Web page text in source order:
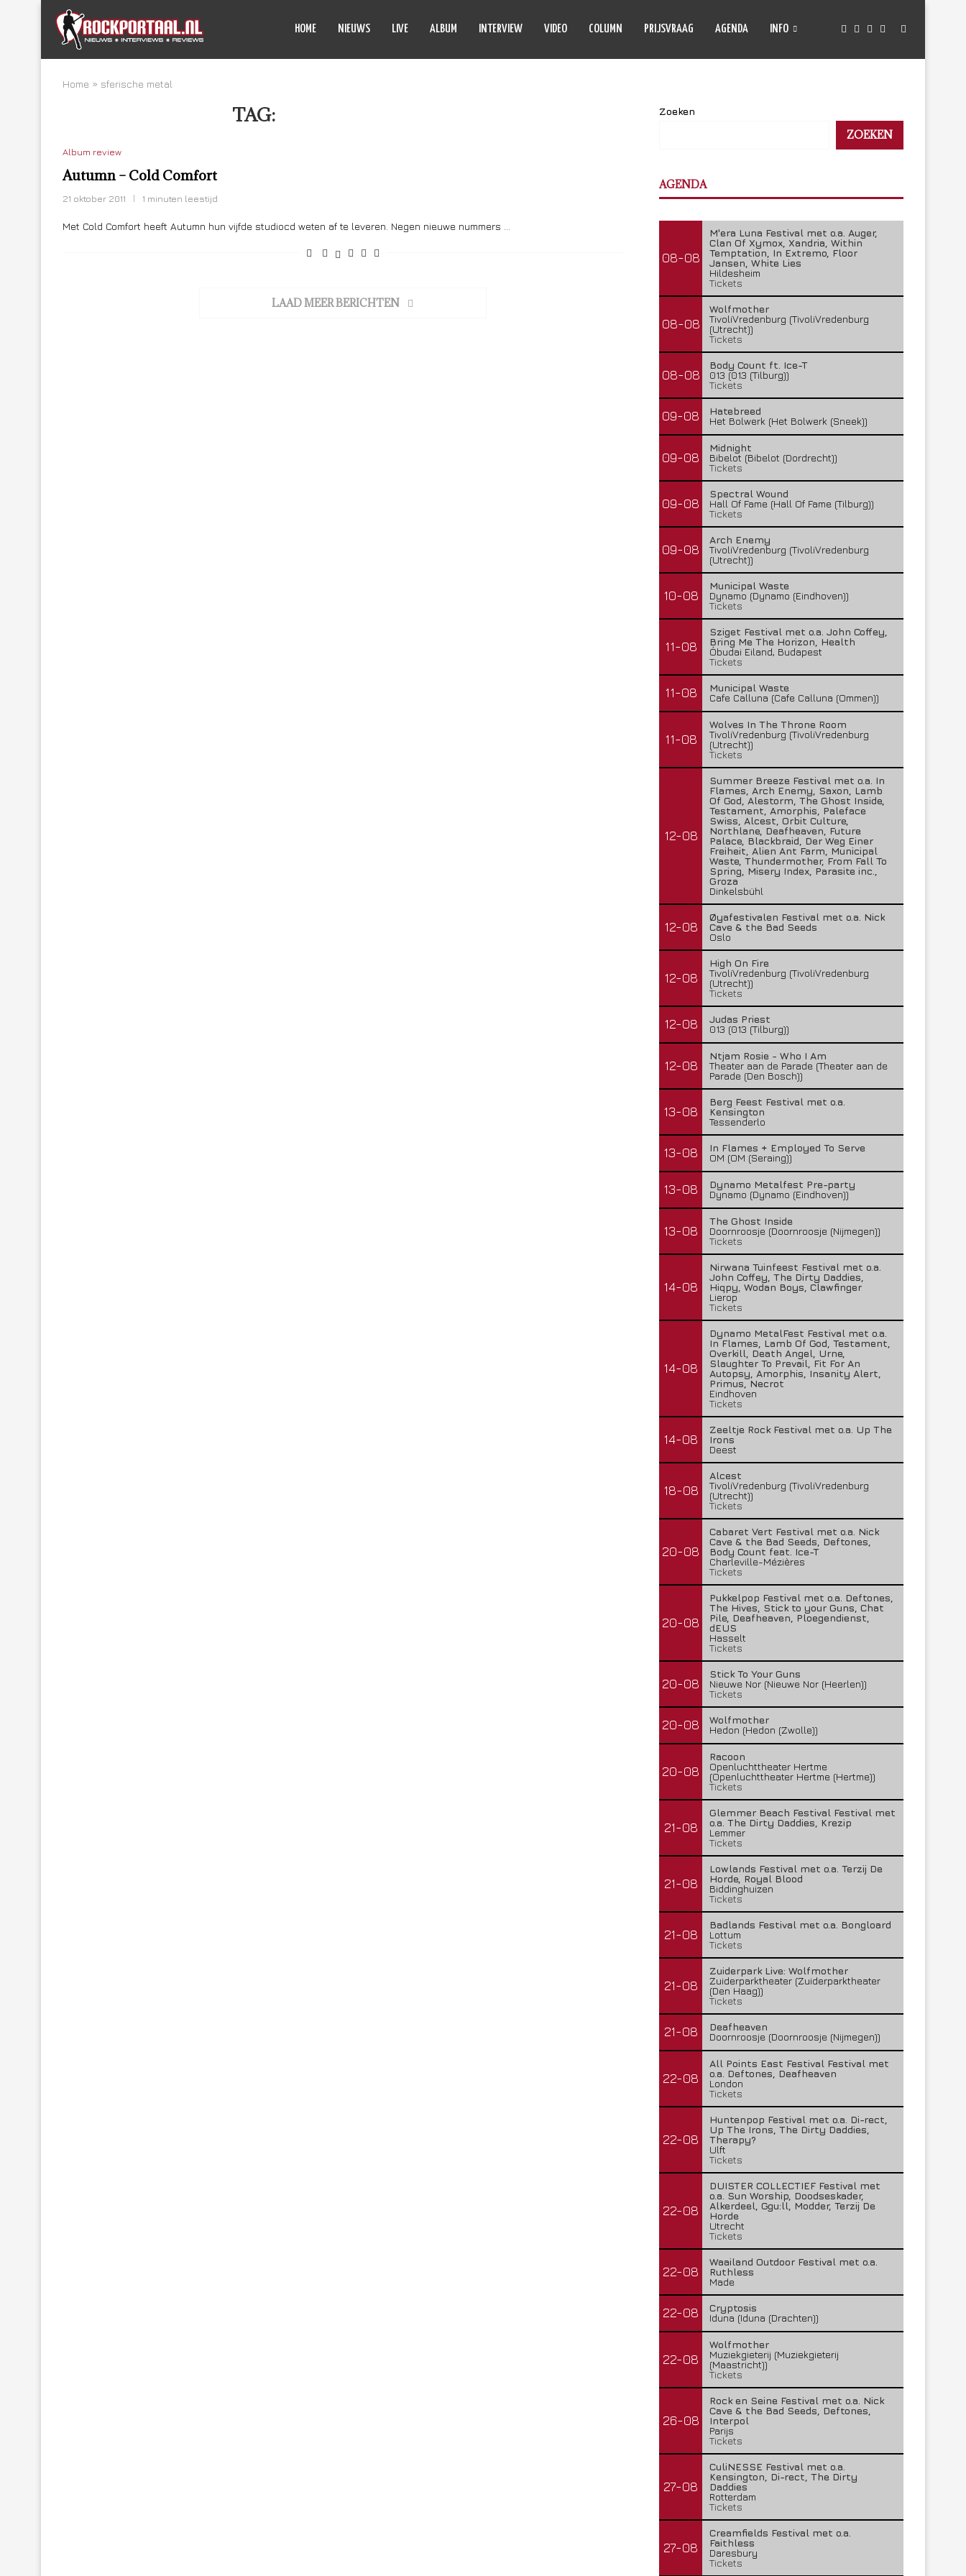
HOME NIEUWS LIVE ALBUM INTERVIEW VIDEO COLUMN PRIJSVRAAG AGENDA INFO
Home » sferische metal
TAG:
Album review
Autumn – Cold Comfort
21 oktober 2011 1 minuten leestijd
Met Cold Comfort heeft Autumn hun vijfde studiocd weten af te leveren. Negen nieuwe nummers …
LAAD MEER BERICHTEN
Zoeken
ZOEKEN
AGENDA
08-08
M'era Luna Festival met o.a. Auger,
Clan Of Xymox, Xandria, Within
Temptation, In Extremo, Floor
Jansen, White Lies
Hildesheim
Tickets
08-08
Wolfmother
TivoliVredenburg (TivoliVredenburg
(Utrecht))
Tickets
08-08
Body Count ft. Ice-T
013 (013 (Tilburg))
Tickets
09-08
Hatebreed
Het Bolwerk (Het Bolwerk (Sneek))
09-08
Midnight
Bibelot (Bibelot (Dordrecht))
Tickets
09-08
Spectral Wound
Hall Of Fame (Hall Of Fame (Tilburg))
Tickets
09-08
Arch Enemy
TivoliVredenburg (TivoliVredenburg
(Utrecht))
10-08
Municipal Waste
Dynamo (Dynamo (Eindhoven))
Tickets
11-08
Sziget Festival met o.a. John Coffey,
Bring Me The Horizon, Health
Óbudai Eiland, Budapest
Tickets
11-08
Municipal Waste
Cafe Calluna (Cafe Calluna (Ommen))
11-08
Wolves In The Throne Room
TivoliVredenburg (TivoliVredenburg
(Utrecht))
Tickets
12-08
Summer Breeze Festival met o.a. In
Flames, Arch Enemy, Saxon, Lamb
Of God, Alestorm, The Ghost Inside,
Testament, Amorphis, Paleface
Swiss, Alcest, Orbit Culture,
Northlane, Deafheaven, Future
Palace, Blackbraid, Der Weg Einer
Freiheit, Alien Ant Farm, Municipal
Waste, Thundermother, From Fall To
Spring, Misery Index, Parasite inc.,
Groza
Dinkelsbühl
12-08
Øyafestivalen Festival met o.a. Nick
Cave & the Bad Seeds
Oslo
12-08
High On Fire
TivoliVredenburg (TivoliVredenburg
(Utrecht))
Tickets
12-08
Judas Priest
013 (013 (Tilburg))
12-08
Ntjam Rosie - Who I Am
Theater aan de Parade (Theater aan de
Parade (Den Bosch))
13-08
Berg Feest Festival met o.a.
Kensington
Tessenderlo
13-08
In Flames + Employed To Serve
OM (OM (Seraing))
13-08
Dynamo Metalfest Pre-party
Dynamo (Dynamo (Eindhoven))
13-08
The Ghost Inside
Doornroosje (Doornroosje (Nijmegen))
Tickets
14-08
Nirwana Tuinfeest Festival met o.a.
John Coffey, The Dirty Daddies,
Hiqpy, Wodan Boys, Clawfinger
Lierop
Tickets
14-08
Dynamo MetalFest Festival met o.a.
In Flames, Lamb Of God, Testament,
Overkill, Death Angel, Urne,
Slaughter To Prevail, Fit For An
Autopsy, Amorphis, Insanity Alert,
Primus, Necrot
Eindhoven
Tickets
14-08
Zeeltje Rock Festival met o.a. Up The
Irons
Deest
18-08
Alcest
TivoliVredenburg (TivoliVredenburg
(Utrecht))
Tickets
20-08
Cabaret Vert Festival met o.a. Nick
Cave & the Bad Seeds, Deftones,
Body Count feat. Ice-T
Charleville-Mézières
Tickets
20-08
Pukkelpop Festival met o.a. Deftones,
The Hives, Stick to your Guns, Chat
Pile, Deafheaven, Ploegendienst,
dEUS
Hasselt
Tickets
20-08
Stick To Your Guns
Nieuwe Nor (Nieuwe Nor (Heerlen))
Tickets
20-08
Wolfmother
Hedon (Hedon (Zwolle))
20-08
Racoon
Openluchttheater Hertme
(Openluchttheater Hertme (Hertme))
Tickets
21-08
Glemmer Beach Festival Festival met
o.a. The Dirty Daddies, Krezip
Lemmer
Tickets
21-08
Lowlands Festival met o.a. Terzij De
Horde, Royal Blood
Biddinghuizen
Tickets
21-08
Badlands Festival met o.a. Bongloard
Lottum
Tickets
21-08
Zuiderpark Live: Wolfmother
Zuiderparktheater (Zuiderparktheater
(Den Haag))
Tickets
21-08
Deafheaven
Doornroosje (Doornroosje (Nijmegen))
22-08
All Points East Festival Festival met
o.a. Deftones, Deafheaven
London
Tickets
22-08
Huntenpop Festival met o.a. Di-rect,
Up The Irons, The Dirty Daddies,
Therapy?
Ulft
Tickets
22-08
DUISTER COLLECTIEF Festival met
o.a. Sun Worship, Doodseskader,
Alkerdeel, Ggu:ll, Modder, Terzij De
Horde
Utrecht
Tickets
22-08
Waailand Outdoor Festival met o.a.
Ruthless
Made
22-08
Cryptosis
Iduna (Iduna (Drachten))
22-08
Wolfmother
Muziekgieterij (Muziekgieterij
(Maastricht))
Tickets
26-08
Rock en Seine Festival met o.a. Nick
Cave & the Bad Seeds, Deftones,
Interpol
Parijs
Tickets
27-08
CuliNESSE Festival met o.a.
Kensington, Di-rect, The Dirty
Daddies
Rotterdam
Tickets
27-08
Creamfields Festival met o.a.
Faithless
Daresbury
Tickets